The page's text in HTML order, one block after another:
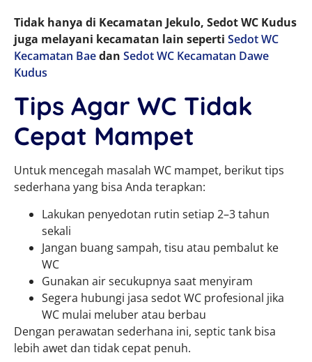
Tidak hanya di Kecamatan Jekulo, Sedot WC Kudus
juga melayani kecamatan lain seperti Sedot WC
Kecamatan Baedan Sedot WC Kecamatan Dawe
Kudus
Tips Agar WC Tidak
Cepat Mampet
Untuk mencegah masalah WC mampet, berikut tips
sederhana yang bisa Anda terapkan:
Lakukan penyedotan rutin setiap 2–3 tahun
sekali
Jangan buang sampah, tisu atau pembalut ke
WC
Gunakan air secukupnya saat menyiram
Segera hubungi jasa sedot WC profesional jika
WC mulai meluber atau berbau
Dengan perawatan sederhana ini, septic tank bisa
lebih awet dan tidak cepat penuh.